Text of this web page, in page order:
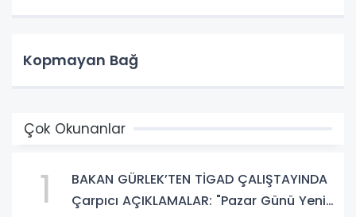
Kopmayan Bağ
Çok Okunanlar
1
BAKAN GÜRLEK’TEN TİGAD ÇALIŞTAYINDA
Çarpıcı AÇIKLAMALAR: "Pazar Günü Yeni